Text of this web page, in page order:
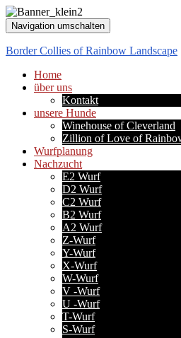
Navigation umschalten
Border Collies of Rainbow Landscape
Home
über uns
Kontakt
unsere Hunde
Winehouse of Cleverland
Zillion of Love of
Wurfplanung
Nachzucht
E2 Wurf
D2 Wurf
C2 Wurf
B2 Wurf
A2 Wurf
Z-Wurf
Y-Wurf
X-Wurf
W-Wurf
V -Wurf
U -Wurf
T-Wurf
S-Wurf